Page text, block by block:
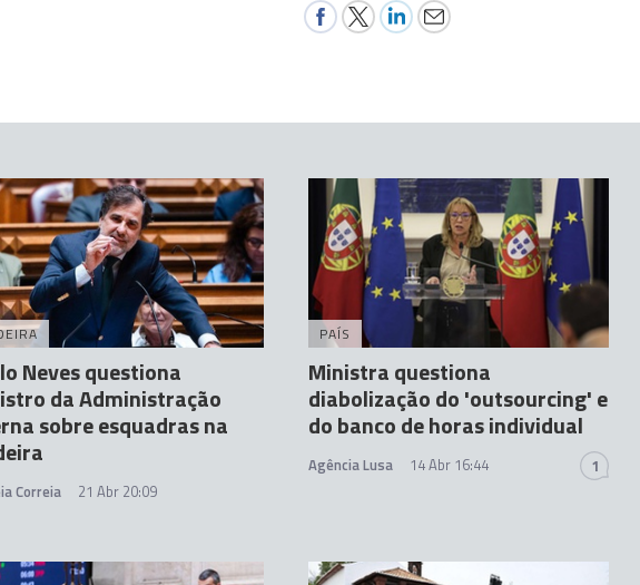
Neves questiona
da Administração
sobre esquadras na
Correia 21 Abr 20:09
PAÍS
Ministra questiona
diabolização do 'outsourcing' e
do banco de horas individual
Agência Lusa 14 Abr 16:44 1